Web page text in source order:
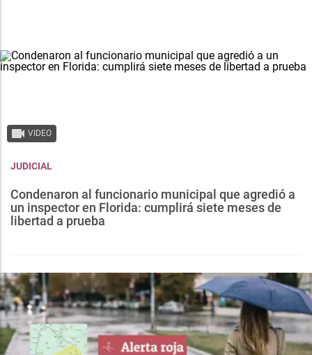
VIDEO
JUDICIAL
Condenaron al funcionario municipal que agredió a
un inspector en Florida: cumplirá siete meses de
libertad a prueba